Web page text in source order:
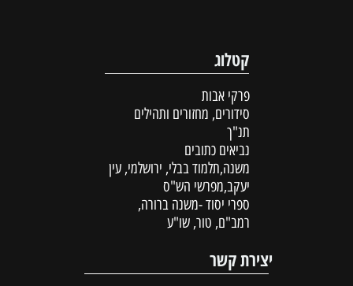
קטלוג
פרקי אבות
סידורים, מחזורים ותהילים
תנ"ך
נביאים כתובים
משנה,תלמוד בבלי, ירושלמי, עין
יעקב,מפרשי הש"ס
ספרי יסוד -משנה ברורה,
רמב"ם, טור, שו"ע
יצירת קשר